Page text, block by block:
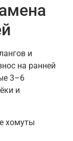
и
на ранней
3–6
и
хомуты